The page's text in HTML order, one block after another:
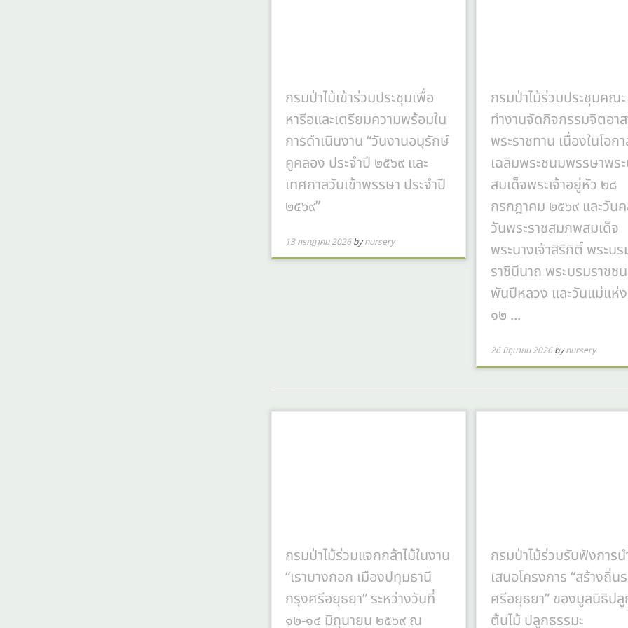
กรมป่าไม้เข้าร่วมประชุมเพื่อ
หารือและเตรียมความพร้อมใน
การดำเนินงาน “วันงานอนุรักษ์
คูคลอง ประจำปี ๒๕๖๙ และ
เทศกาลวันเข้าพรรษา ประจำปี
๒๕๖๙”
13 กรกฎาคม 2026 bynursery
กรมป่าไม้ร่วมประชุมคณะ
ทำงานจัดกิจกรรมจิตอา
พระราชทาน เนื่องในโอก
เฉลิมพระชนมพรรษาพร
สมเด็จพระเจ้าอยู่หัว ๒๘
กรกฎาคม ๒๕๖๙ และวัน
วันพระราชสมภพสมเด็จ
พระนางเจ้าสิริกิติ์ พระบร
ราชินีนาถ พระบรมราชช
พันปีหลวง และวันแม่แห่
๑๒ ...
26 มิถุนายน 2026 bynursery
กรมป่าไม้ร่วมแจกกล้าไม้ในงาน
“เราบางกอก เมืองปทุมธานี
กรุงศรีอยุธยา” ระหว่างวันที่
๑๒-๑๔ มิถุนายน ๒๕๖๙ ณ
กรมป่าไม้ร่วมรับฟังการน
เสนอโครงการ “สร้างถิ่
ศรีอยุธยา” ของมูลนิธิป
ต้นไม้ ปลูกธรรมะ